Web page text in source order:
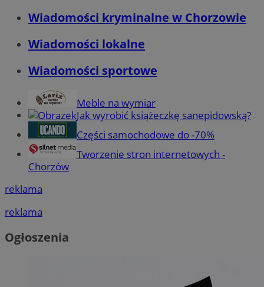
Wiadomości kryminalne w Chorzowie
Wiadomości lokalne
Wiadomości sportowe
Meble na wymiar
Jak wyrobić książeczkę sanepidowską?
Części samochodowe do -70%
Tworzenie stron internetowych -
Chorzów
reklama
reklama
Ogłoszenia